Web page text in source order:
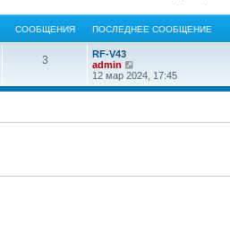
СООБЩЕНИЯ ПОСЛЕДНЕЕ СООБЩЕНИЕ
3
RF-V43
admin
е
р
12 мар 2024, 17:45